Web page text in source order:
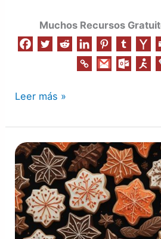
Muchos Recursos
Leer más »
Inicia
Villa
Navidad
2025
en
República